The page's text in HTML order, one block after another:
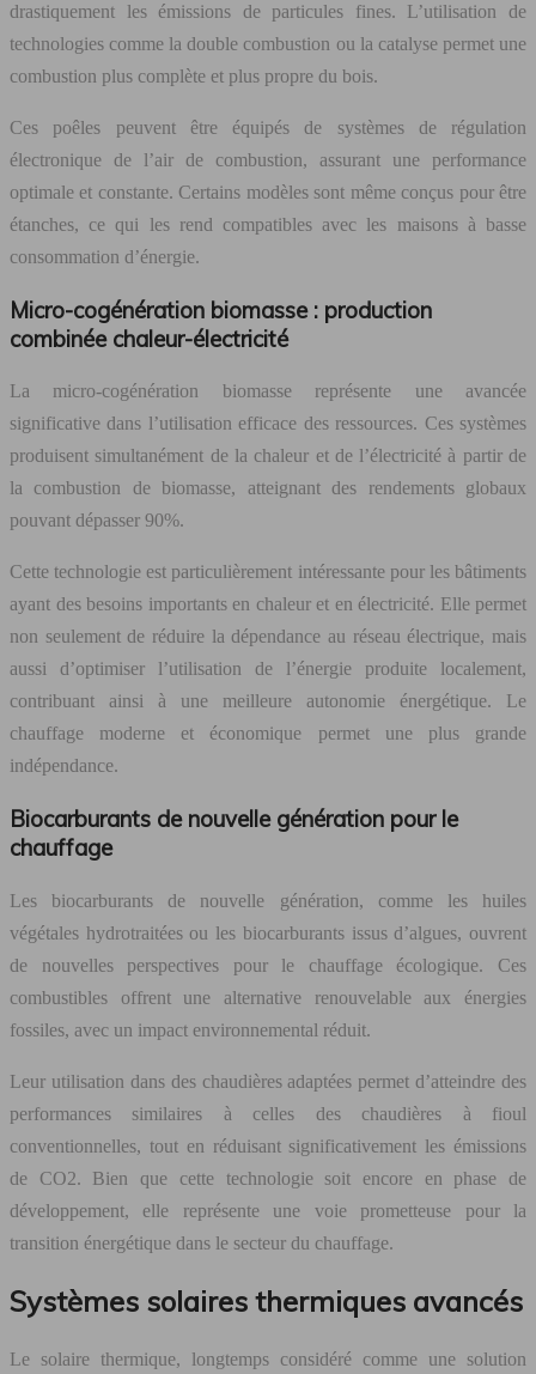
drastiquement les émissions de particules fines. L’utilisation de
technologies comme la double combustion ou la catalyse permet une
combustion plus complète et plus propre du bois.
Ces poêles peuvent être équipés de systèmes de régulation
électronique de l’air de combustion, assurant une performance
optimale et constante. Certains modèles sont même conçus pour être
étanches, ce qui les rend compatibles avec les maisons à basse
consommation d’énergie.
Micro-cogénération biomasse : production
combinée chaleur-électricité
La micro-cogénération biomasse représente une avancée
significative dans l’utilisation efficace des ressources. Ces systèmes
produisent simultanément de la chaleur et de l’électricité à partir de
la combustion de biomasse, atteignant des rendements globaux
pouvant dépasser 90%.
Cette technologie est particulièrement intéressante pour les bâtiments
ayant des besoins importants en chaleur et en électricité. Elle permet
non seulement de réduire la dépendance au réseau électrique, mais
aussi d’optimiser l’utilisation de l’énergie produite localement,
contribuant ainsi à une meilleure autonomie énergétique. Le
chauffage moderne et économique permet une plus grande
indépendance.
Biocarburants de nouvelle génération pour le
chauffage
Les biocarburants de nouvelle génération, comme les huiles
végétales hydrotraitées ou les biocarburants issus d’algues, ouvrent
de nouvelles perspectives pour le chauffage écologique. Ces
combustibles offrent une alternative renouvelable aux énergies
fossiles, avec un impact environnemental réduit.
Leur utilisation dans des chaudières adaptées permet d’atteindre des
performances similaires à celles des chaudières à fioul
conventionnelles, tout en réduisant significativement les émissions
de CO2. Bien que cette technologie soit encore en phase de
développement, elle représente une voie prometteuse pour la
transition énergétique dans le secteur du chauffage.
Systèmes solaires thermiques avancés
Le solaire thermique, longtemps considéré comme une solution